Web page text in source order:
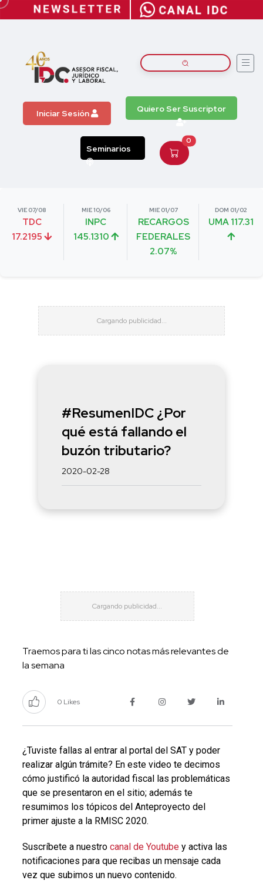
Iniciar Sesión Quiero Ser Suscriptor
Seminarios
0
VIE 07/08
TDC
17.2195
MIE 10/06
INPC
145.1310
MIE 01/07
RECARGOS
FEDERALES
2.07%
DOM 01/02
UMA 117.31
#ResumenIDC ¿Por
qué está fallando el
buzón tributario?
2020-02-28
Traemos para ti las cinco notas más relevantes de
la semana
0 Likes
¿Tuviste fallas al entrar al portal del SAT y poder
realizar algún trámite? En este video te decimos
cómo justificó la autoridad fiscal las problemáticas
que se presentaron en el sitio; además te
resumimos los tópicos del Anteproyecto del
primer ajuste a la RMISC 2020.
Suscríbete a nuestro canal de Youtubey activa las
notificaciones para que recibas un mensaje cada
vez que subimos un nuevo contenido.